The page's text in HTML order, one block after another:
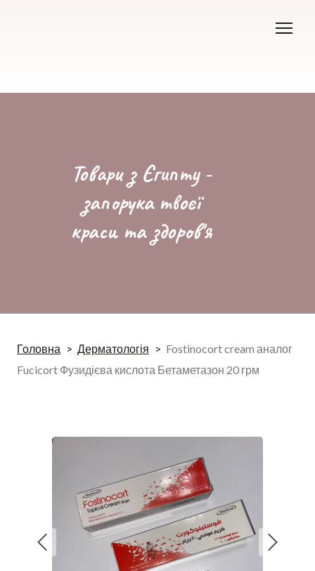
Товари з Єгипту -
запорука твоєї
краси та здоров'я
Головна Дерматологія
Fostinocort cream аналог
Fucicort Фузидієва кислота Бетаметазон 20 грм